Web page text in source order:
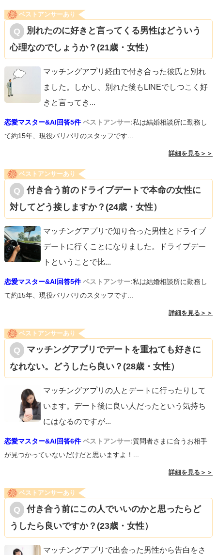
ベストアンサーあり
別れたのに好きと言ってくる男性はどういう
心理なのでしょうか？(21歳・女性）
マッチングアプリ経由で付き合った彼氏と別れ
ました。しかし、別れた後もLINEでしつこく好
きと言ってき ...
恋愛マスター&AI回答5件 ベストアンサー:私は結婚相談所に勤務し
て約15年、現役バリバリのスタッフです...
詳細を見る＞＞
ベストアンサーあり
付き合う前のドライブデートで本命の女性に
対してどう接しますか？(24歳・女性）
マッチングアプリで知り合った男性とドライブ
デートに行くことになりました。ドライブデー
トということで比...
恋愛マスター&AI回答5件 ベストアンサー:私は結婚相談所に勤務し
て約15年、現役バリバリのスタッフです...
詳細を見る＞＞
ベストアンサーあり
マッチングアプリでデートを重ねても好きに
なれない。どうしたら良い？(28歳・女性）
マッチングアプリの人とデートに行ったりして
います。デート後に良い人だったという気持ち
にはなるのですが...
恋愛マスター&AI回答6件 ベストアンサー:質問者さまに合うお相手
が見つかっていないだけだと思いますよ！...
詳細を見る＞＞
ベストアンサーあり
付き合う前にこの人でいいのかと思ったらど
うしたら良いですか？(23歳・女性）
マッチングアプリで出会った男性から告白をさ